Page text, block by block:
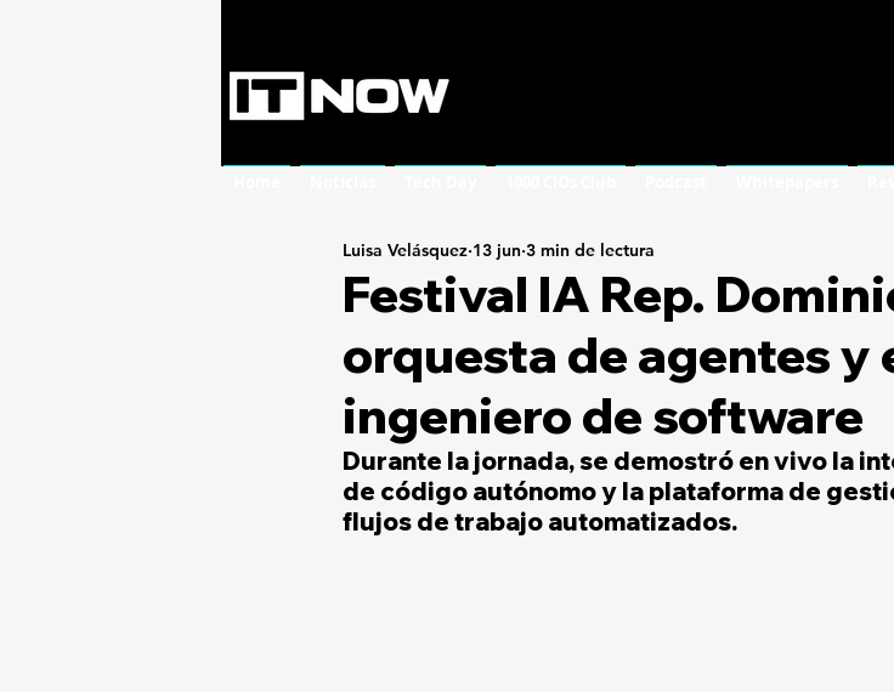
Festival IA Rep.
orquesta de agentes y
ingeniero de software
Luisa Velásquez 13 jun 3 min de lectura
Durante la jornada, se demostró en vivo la
de código autónomo y la plataforma de
flujos de trabajo automatizados.